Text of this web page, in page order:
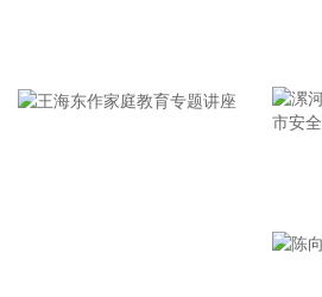
2026-08-06 21:18:16
雨和台风“白海豚”发展趋势，部署重
国家防总针对浙江、福建启动防汛防
市安